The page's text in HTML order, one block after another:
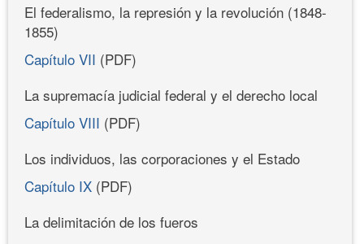
El federalismo, la represión y la revolución (1848-
1855)
Capítulo VII (PDF)
La supremacía judicial federal y el derecho local
Capítulo VIII (PDF)
Los individuos, las corporaciones y el Estado
Capítulo IX (PDF)
La delimitación de los fueros